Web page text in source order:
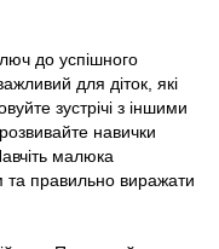
до успішного
для діток, які
зустрічі з іншими
навички
малюка
правильно виражати